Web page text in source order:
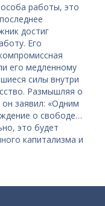
работы, это
достиг
Его
его медленному
силы внутри
Размышляя о
заявил: «Одним
о свободе…
это будет
капитализма и